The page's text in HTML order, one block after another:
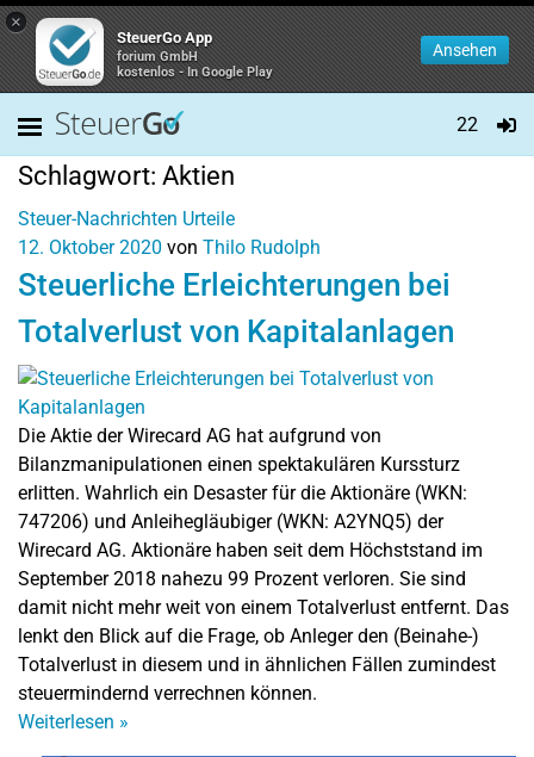
×
SteuerGo App
forium GmbH
kostenlos - In Google Play
Ansehen
22
Schlagwort: Aktien
Steuer-Nachrichten Urteile
12. Oktober 2020 von Thilo Rudolph
Steuerliche Erleichterungen bei
Totalverlust von Kapitalanlagen
Die Aktie der Wirecard AG hat aufgrund von
Bilanzmanipulationen einen spektakulären Kurssturz
erlitten. Wahrlich ein Desaster für die Aktionäre (WKN:
747206) und Anleihegläubiger (WKN: A2YNQ5) der
Wirecard AG. Aktionäre haben seit dem Höchststand im
September 2018 nahezu 99 Prozent verloren. Sie sind
damit nicht mehr weit von einem Totalverlust entfernt. Das
lenkt den Blick auf die Frage, ob Anleger den (Beinahe-)
Totalverlust in diesem und in ähnlichen Fällen zumindest
steuermindernd verrechnen können.
Weiterlesen »